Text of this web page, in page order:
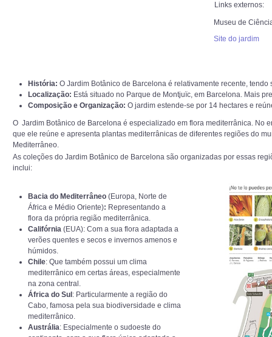
ACERCA DE
Links externos:
Museu de
Site do jardim
História: O Jardim Botânico de Barcelona é relativamente recente,
Localização: Está situado no Parque de Montjuïc, em Barcelona. Mais
Composição e Organização: O jardim estende-se por 14 hectares e
O Jardim Botânico de Barcelona é especializado em flora mediterrânica. No
que ele reúne e apresenta plantas mediterrânicas de diferentes regiões do
Mediterrâneo.
As coleções do Jardim Botânico de Barcelona são organizadas por essas
inclui:
Bacia do Mediterrâneo (Europa, Norte de
África e Médio Oriente): Representando a
flora da própria região mediterrânica.
Califórnia (EUA): Com a sua flora adaptada a
verões quentes e secos e invernos amenos e
húmidos.
Chile: Que também possui um clima
mediterrânico em certas áreas, especialmente
na zona central.
África do Sul : Particularmente a região do
Cabo, famosa pela sua biodiversidade e clima
mediterrânico.
Austrália: Especialmente o sudoeste do